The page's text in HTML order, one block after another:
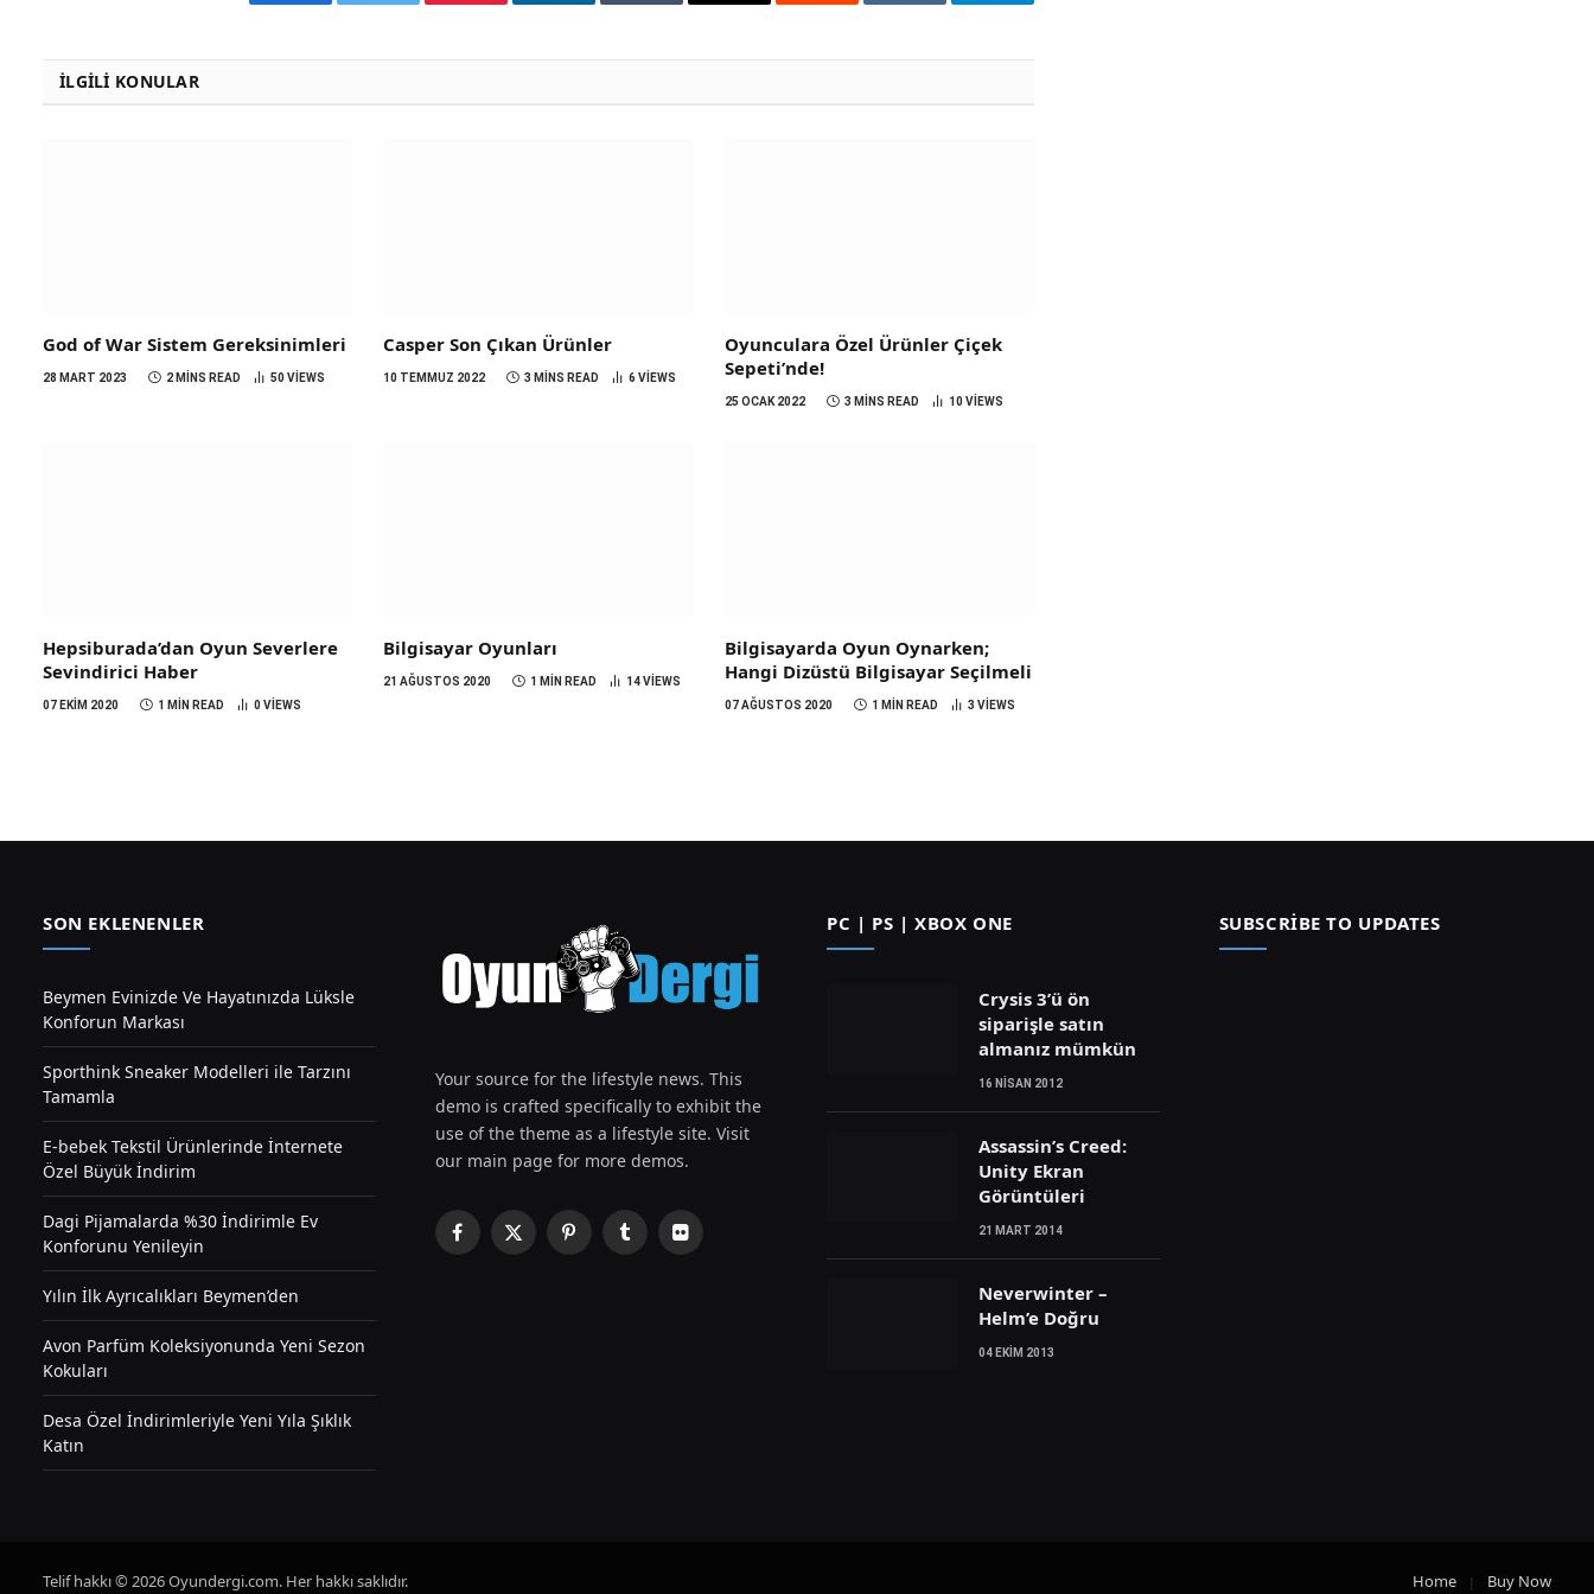
İLGILI KONULAR
God of War Sistem Gereksinimleri
28 MART 2023 2 MINS READ 50 VIEWS
Casper Son Çıkan Ürünler
10 TEMMUZ 2022 3 MINS READ 6VIEWS
Oyunculara Özel Ürünler Çiçek
Sepeti’nde!
25 OCAK 2022 3 MINS READ 10 VIEWS
Hepsiburada’dan Oyun Severlere
Sevindirici Haber
07 EKIM 2020 1 MIN READ 0 VIEWS
Bilgisayar Oyunları
21 AĞUSTOS 2020 1 MIN READ 14VIEWS
Bilgisayarda Oyun Oynarken;
Hangi Dizüstü Bilgisayar Seçilmeli
07 AĞUSTOS 2020 1 MIN READ 3 VIEWS
SON EKLENENLER
Beymen Evinizde Ve Hayatınızda Lüksle
Konforun Markası
Sporthink Sneaker Modelleri ile Tarzını
Tamamla
E-bebek Tekstil Ürünlerinde İnternete
Özel Büyük İndirim
Dagi Pijamalarda %30 İndirimle Ev
Konforunu Yenileyin
Yılın İlk Ayrıcalıkları Beymen’den
Avon Parfüm Koleksiyonunda Yeni Sezon
Kokuları
Desa Özel İndirimleriyle Yeni Yıla Şıklık
Katın
Your source for the lifestyle news. This
demo is crafted specifically to exhibit the
use of the theme as a lifestyle site. Visit
our main page for more demos.
Facebook
X
PinterestTumblrFlickr
PC | PS | XBOX ONE
Crysis 3’ü ön
siparişle satın
almanız mümkün
16 NISAN 2012
Assassin’s Creed:
Unity Ekran
Görüntüleri
21 MART 2014
Neverwinter –
Helm’e Doğru
04 EKIM 2013
SUBSCRIBE TO UPDATES
Telif hakkı © 2026 Oyundergi.com. Her hakkı saklıdır. Home Buy Now